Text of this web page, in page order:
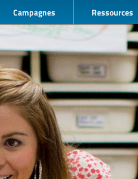
Campagnes Ressources